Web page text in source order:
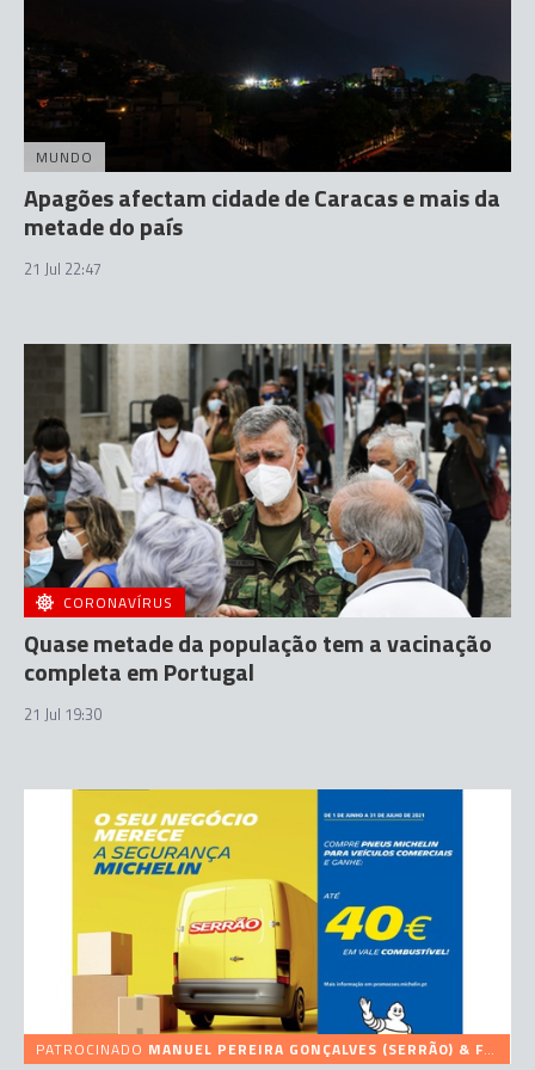
MUNDO
Apagões afectam cidade de Caracas e mais da
metade do país
21 Jul 22:47
CORONAVÍRUS
Quase metade da população tem a vacinação
completa em Portugal
21 Jul 19:30
PATROCINADO MANUEL PEREIRA GONÇALVES (SERRÃO) & FILHOS